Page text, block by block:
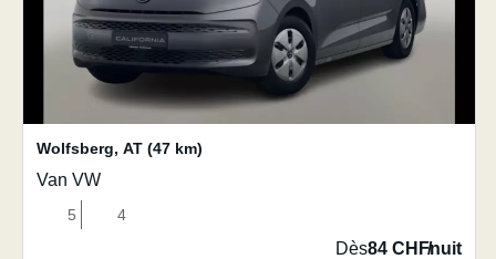
Wolfsberg, AT (47 km)
Van VW
5 4
Dès84 CHF/nuit